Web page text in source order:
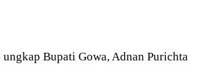
Bupati Gowa, Adnan Purichta